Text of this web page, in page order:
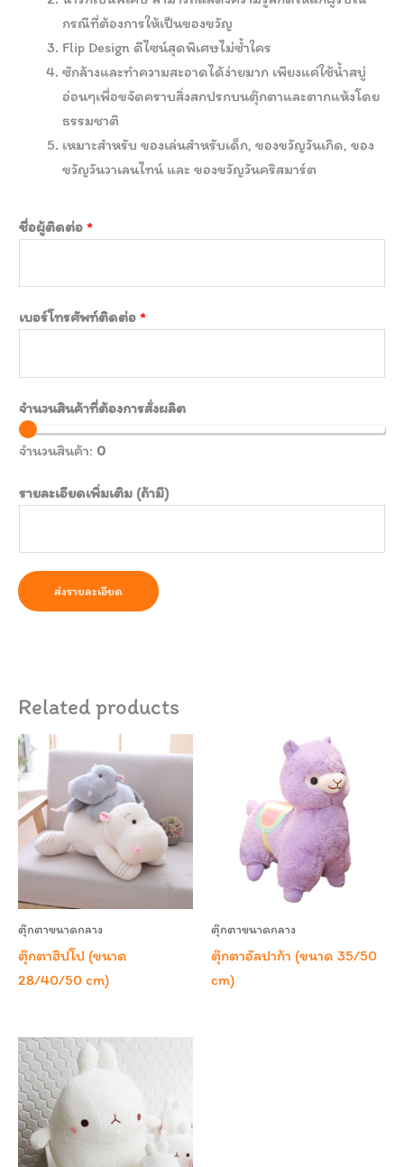
กรณีที่ต้องการให้เป็นของขวัญ
Flip Design ดีไซน์สุดพิเศษไม่ซ้ำใคร
ซักล้างและทำความสะอาดได้ง่ายมาก เพียงแค่ใช้น้ำสบู่
อ่อนๆเพื่อขจัดคราบสิ่งสกปรกบนตุ๊กตาและตากแห้งโดย
ธรรมชาติ
เหมาะสำหรับ ของเล่นสำหรับเด็ก, ของขวัญวันเกิด, ของ
ขวัญวันวาเลนไทน์ และ ของขวัญวันคริสมาร์ต
ชื่อผู้ติดต่อ *
เบอร์โทรศัพท์ติดต่อ *
จำนวนสินค้าที่ต้องการสั่งผลิต
จำนวนสินค้า: 0
รายละเอียดเพิ่มเติม (ถ้ามี)
ส่งรายละเอียด
Related products
ตุ๊กตาขนาดกลาง
ตุ๊กตาฮิปโป (ขนาด
28/40/50 cm)
ตุ๊กตาขนาดกลาง
ตุ๊กตาอัลปาก้า (ขนาด 35/50
cm)